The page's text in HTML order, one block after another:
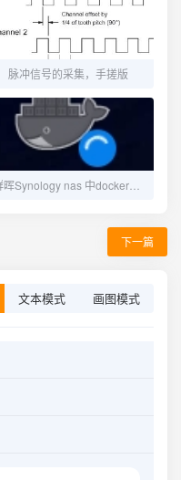
脉冲信号的采集，手搓版
下一篇
文本模式 画图模式